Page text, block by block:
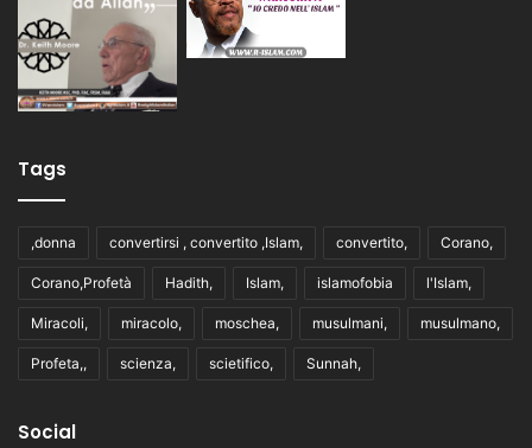
Tags
,donna convertirsi , convertito ,Islam, convertito, Corano,
Corano,Profetà Hadith, Islam, islamofobia l'Islam,
Miracoli, miracolo, moschea, musulmani, musulmano,
Profeta,, scienza, scietifico, Sunnah,
Social